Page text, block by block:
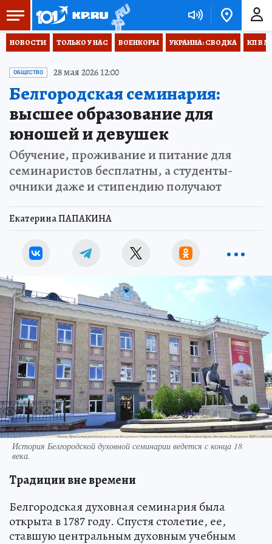
НОВОСТИ ТОЛЬКО У НАС ВОЕНКОРЫ УКРАИНА: СВОДКА КП В
ОБЩЕСТВО 28 мая 2026 12:00
Белгородская семинария:
высшее образование для
юношей и девушек
Обучение, проживание и питание для
семинаристов бесплатны, а студенты-
очники даже и стипендию получают
Екатерина ПАПАКИНА
История Белгородской духовной семинарии ведется с конца 18
века.
Традиции вне времени
Белгородская духовная семинария была
открыта в 1787 году. Спустя столетие, ее,
ставшую центральным духовным учебным